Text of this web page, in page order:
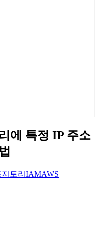
에 특정 IP 주소
토리 IAMAWS